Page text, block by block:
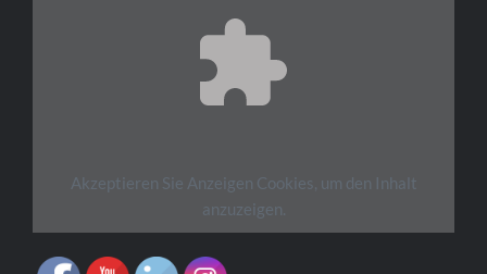
Akzeptieren Sie Anzeigen Cookies, um den Inhalt
anzuzeigen.